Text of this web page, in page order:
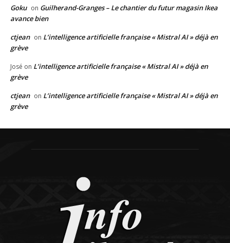
Goku on Guilherand-Granges – Le chantier du futur magasin Ikea
avance bien
ctjean on L’intelligence artificielle française « Mistral AI » déjà en
grève
José on L’intelligence artificielle française « Mistral AI » déjà en
grève
ctjean on L’intelligence artificielle française « Mistral AI » déjà en
grève